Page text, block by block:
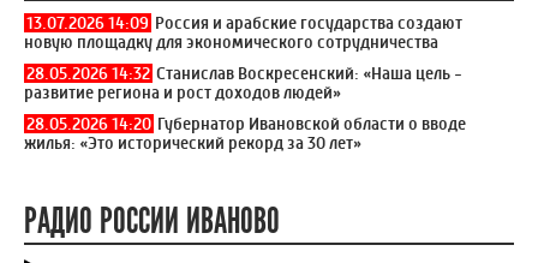
13.07.2026 14:09 Россия и арабские государства создают
новую площадку для экономического сотрудничества
28.05.2026 14:32 Станислав Воскресенский: «Наша цель -
развитие региона и рост доходов людей»
28.05.2026 14:20 Губернатор Ивановской области о вводе
жилья: «Это исторический рекорд за 30 лет»
РАДИО РОССИИ ИВАНОВО